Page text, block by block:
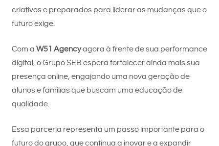
criativos e preparados para liderar as mudanças que o
futuro exige.
Com a W51 Agencyagora à frente de sua performance
digital, o Grupo SEB espera fortalecer ainda mais sua
presença online, engajando uma nova geração de
alunos e famílias que buscam uma educação de
qualidade.
Essa parceria representa um passo importante para o
futuro do grupo, que continua a inovar e a expandir